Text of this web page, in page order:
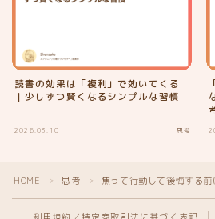
読書の効果は「複利」で効いてくる
｜少しずつ賢くなるシンプルな習慣
2026.03.10 思考
HOME ＞ 思考 ＞ 焦って行動して後悔する